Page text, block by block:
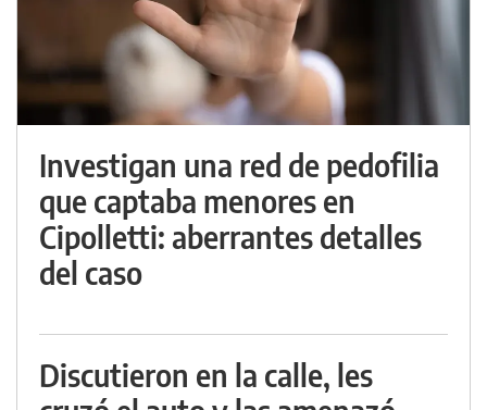
Investigan una red de pedofilia
que captaba menores en
Cipolletti: aberrantes detalles
del caso
Discutieron en la calle, les